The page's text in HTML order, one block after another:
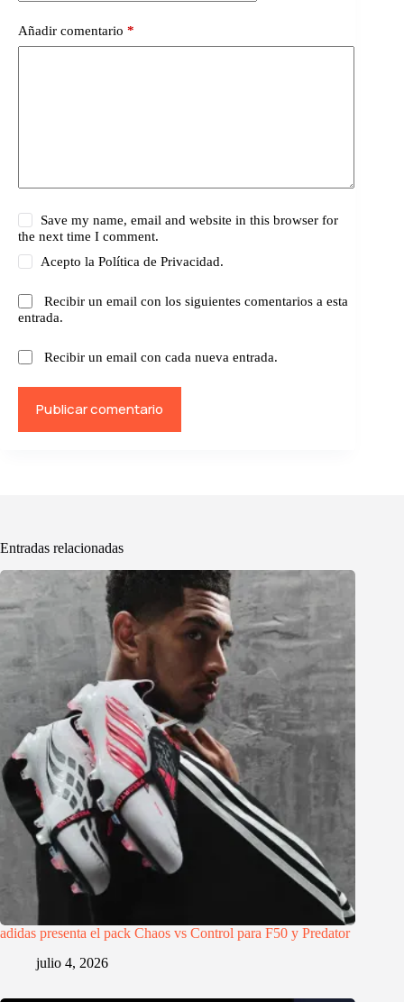
Añadir comentario *
Save my name, email and website in this browser for
the next time I comment.
Acepto laPolítica de Privacidad.
Recibir un email con los siguientes comentarios a esta
entrada.
Recibir un email con cada nueva entrada.
Publicar comentario
Entradas relacionadas
adidas presenta el pack Chaos vs Control para F50 y Predator
julio 4, 2026